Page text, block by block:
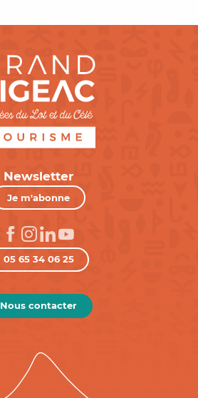
Newsletter
Je m'abonne
05 65 34 06 25
Nous contacter